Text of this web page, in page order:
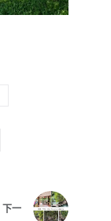
下一